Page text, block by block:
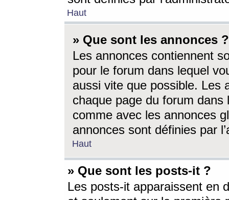
Haut
» Que sont les annonces ?
Les annonces contiennent
pour le forum dans lequel
aussi vite que possible. Les
chaque page du forum dans
comme avec les annonces
annonces sont définies par
Haut
» Que sont les posts-it ?
Les posts-it apparaissent en